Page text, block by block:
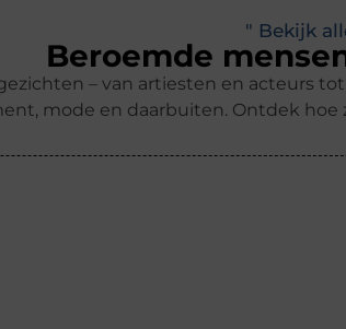
" Bekijk
Beroemde
– van artiesten en acteurs
mode en daarbuiten. Ontdek